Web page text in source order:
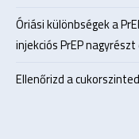
Óriási különbségek a
injekciós PrEP
Ellenőrizd a